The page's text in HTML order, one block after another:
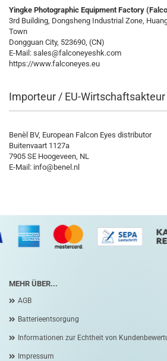
Yingke Photographic Equipment Factory
3rd Building, Dongsheng Industrial Zone,
Town
Dongguan City, 523690, (CN)
E-Mail: sales@falconeyeshk.com
https://www.falconeyes.eu
Importeur / EU-Wirtschaftsakteur
Benèl BV, European Falcon Eyes distributor
Buitenvaart 1127a
7905 SE Hoogeveen, NL
E-Mail: info@benel.nl
MEHR ÜBER...
AGB
Batterieentsorgung
Informationen zur Echtheit von
Impressum